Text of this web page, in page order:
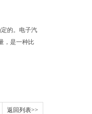
的。电子汽
，是一种比
返回列表>>